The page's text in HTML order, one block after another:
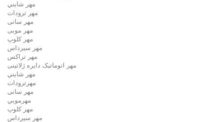
مهر شايني
مهر ترودات
مهر سانی
مهر موبی
مهر كلوپ
مهر سيرداس
مهر تراکس
مهر اتوماتیک دايره ژلاتینی
مهر شايني
مهرترودات
مهر سانی
مهرموبي
مهر كلوپ
مهر سيرداس